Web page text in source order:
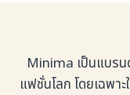
Minima เป็นแบร
แฟชั่นโลก โดยเฉพ